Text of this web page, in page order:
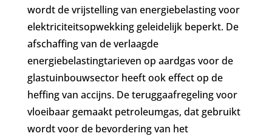
wordt de vrijstelling van energiebelasting voor
elektriciteitsopwekking geleidelijk beperkt. De
afschaffing van de verlaagde
energiebelastingtarieven op aardgas voor de
glastuinbouwsector heeft ook effect op de
heffing van accijns. De teruggaafregeling voor
vloeibaar gemaakt petroleumgas, dat gebruikt
wordt voor de bevordering van het